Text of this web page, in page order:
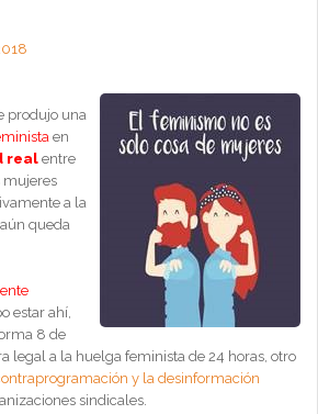
produjo una
en
real entre
mujeres
a la
queda
estar ahí,
8 de
legal a la huelga feminista de 24 horas, otro
y la desinformación
sindicales.